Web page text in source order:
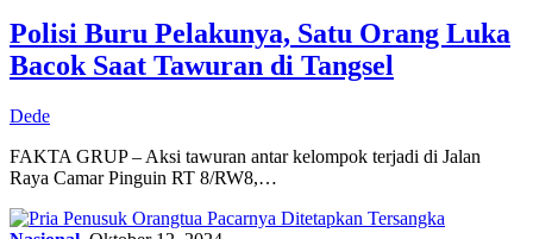
Polisi Buru Pelakunya, Satu Orang Luka
Bacok Saat Tawuran di Tangsel
Dede
FAKTA GRUP – Aksi tawuran antar kelompok terjadi di Jalan
Raya Camar Pinguin RT 8/RW8,…